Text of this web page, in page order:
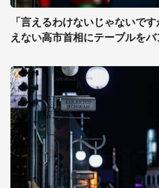
「言えるわけないじゃないで
えない高市首相にテーブルを